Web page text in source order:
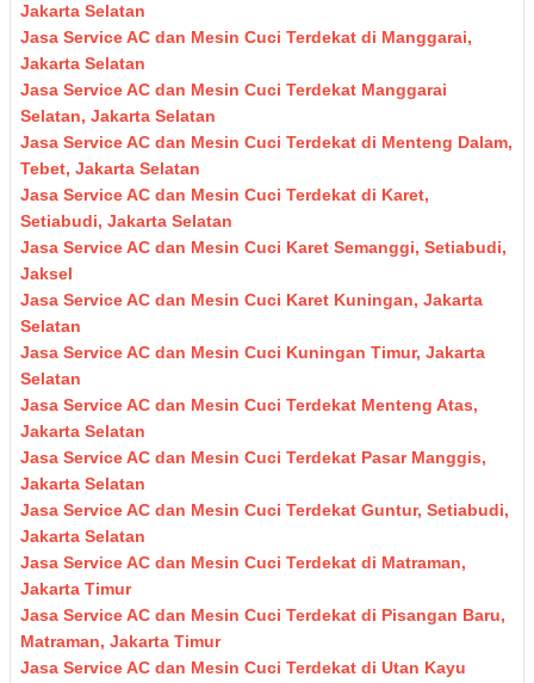
Jakarta Selatan
Jasa Service AC dan Mesin Cuci Terdekat di Manggarai,
Jakarta Selatan
Jasa Service AC dan Mesin Cuci Terdekat Manggarai
Selatan, Jakarta Selatan
Jasa Service AC dan Mesin Cuci Terdekat di Menteng Dalam,
Tebet, Jakarta Selatan
Jasa Service AC dan Mesin Cuci Terdekat di Karet,
Setiabudi, Jakarta Selatan
Jasa Service AC dan Mesin Cuci Karet Semanggi, Setiabudi,
Jaksel
Jasa Service AC dan Mesin Cuci Karet Kuningan, Jakarta
Selatan
Jasa Service AC dan Mesin Cuci Kuningan Timur, Jakarta
Selatan
Jasa Service AC dan Mesin Cuci Terdekat Menteng Atas,
Jakarta Selatan
Jasa Service AC dan Mesin Cuci Terdekat Pasar Manggis,
Jakarta Selatan
Jasa Service AC dan Mesin Cuci Terdekat Guntur, Setiabudi,
Jakarta Selatan
Jasa Service AC dan Mesin Cuci Terdekat di Matraman,
Jakarta Timur
Jasa Service AC dan Mesin Cuci Terdekat di Pisangan Baru,
Matraman, Jakarta Timur
Jasa Service AC dan Mesin Cuci Terdekat di Utan Kayu